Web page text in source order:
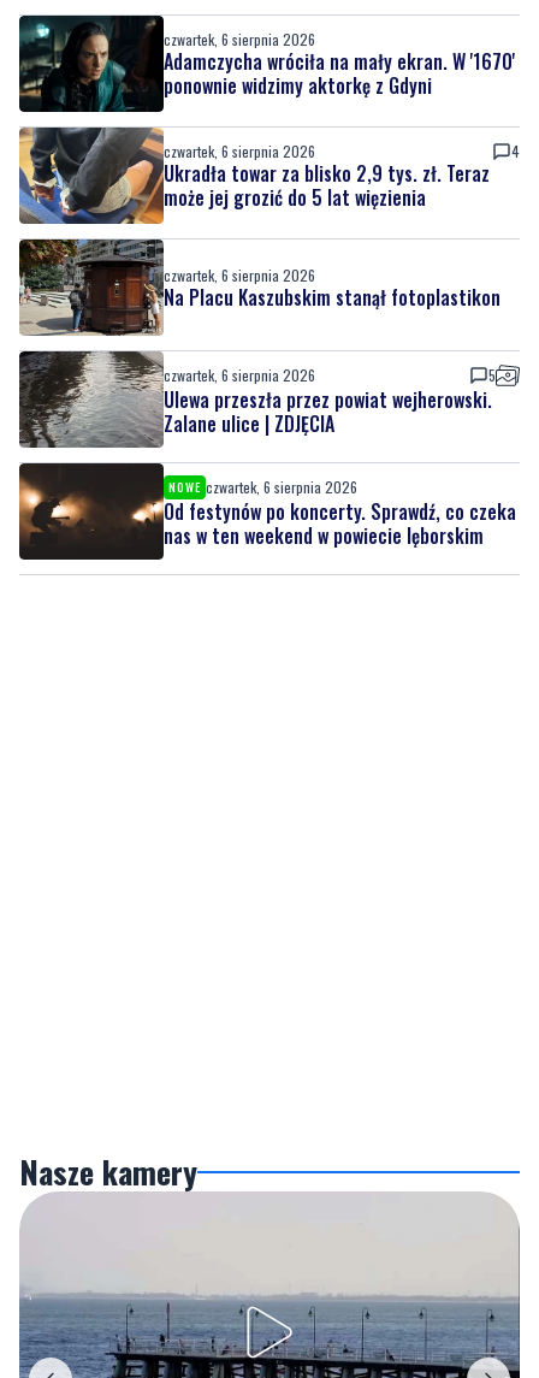
czwartek, 6 sierpnia 2026
Adamczycha wróciła na mały ekran. W '1670'
ponownie widzimy aktorkę z Gdyni
czwartek, 6 sierpnia 2026 4
Ukradła towar za blisko 2,9 tys. zł. Teraz
może jej grozić do 5 lat więzienia
czwartek, 6 sierpnia 2026
Na Placu Kaszubskim stanął fotoplastikon
czwartek, 6 sierpnia 2026 5
Ulewa przeszła przez powiat wejherowski.
Zalane ulice | ZDJĘCIA
NOWE czwartek, 6 sierpnia 2026
Od festynów po koncerty. Sprawdź, co czeka
nas w ten weekend w powiecie lęborskim
Nasze kamery